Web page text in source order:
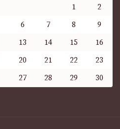
1
2
6 7 8
9
13 14 15
16
20 21 22
23
27 28 29 30